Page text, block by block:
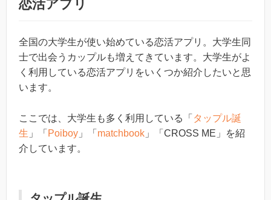
恋活アプリ
全国の大学生が使い始めている恋活アプリ。大学生同
士で出会うカップルも増えてきています。大学生がよ
く利用している恋活アプリをいくつか紹介したいと思
います。
ここでは、大学生も多く利用している「 タップル誕
生 」「 Poiboy 」「 matchbook 」「CROSS ME」を紹
介しています。